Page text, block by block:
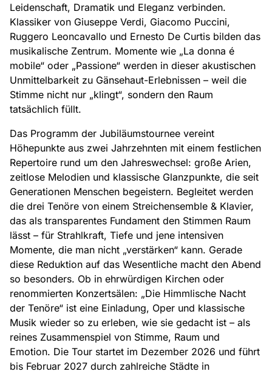
Leidenschaft, Dramatik und Eleganz verbinden.
Klassiker von Giuseppe Verdi, Giacomo Puccini,
Ruggero Leoncavallo und Ernesto De Curtis bilden das
musikalische Zentrum. Momente wie „La donna é
mobile“ oder „Passione“ werden in dieser akustischen
Unmittelbarkeit zu Gänsehaut-Erlebnissen – weil die
Stimme nicht nur „klingt“, sondern den Raum
tatsächlich füllt.
Das Programm der Jubiläumstournee vereint
Höhepunkte aus zwei Jahrzehnten mit einem festlichen
Repertoire rund um den Jahreswechsel: große Arien,
zeitlose Melodien und klassische Glanzpunkte, die seit
Generationen Menschen begeistern. Begleitet werden
die drei Tenöre von einem Streichensemble & Klavier,
das als transparentes Fundament den Stimmen Raum
lässt – für Strahlkraft, Tiefe und jene intensiven
Momente, die man nicht „verstärken“ kann. Gerade
diese Reduktion auf das Wesentliche macht den Abend
so besonders. Ob in ehrwürdigen Kirchen oder
renommierten Konzertsälen: „Die Himmlische Nacht
der Tenöre“ ist eine Einladung, Oper und klassische
Musik wieder so zu erleben, wie sie gedacht ist – als
reines Zusammenspiel von Stimme, Raum und
Emotion. Die Tour startet im Dezember 2026 und führt
bis Februar 2027 durch zahlreiche Städte in